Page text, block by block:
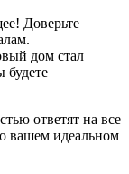
Доверьте
дом стал
ответят на все
вашем идеальном